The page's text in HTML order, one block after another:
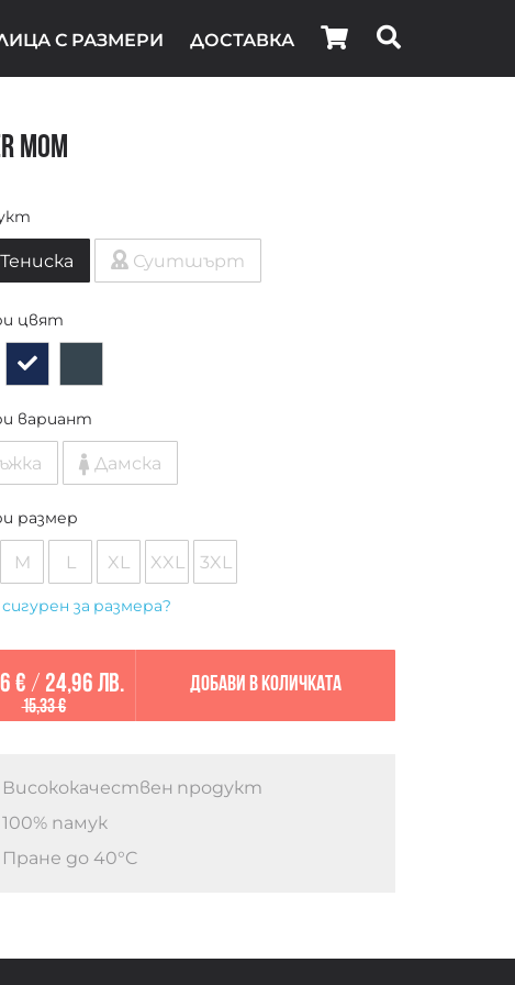
С РАЗМЕРИ ДОСТАВКА
Mom
Суитшърт
цвят
вариант
Дамска
размер
M L XL XXL 3XL
за размера?
€ / 24,96 лв.
15,33 €
Добави в количката
Висококачествен продукт
100% памук
Пране до 40°C